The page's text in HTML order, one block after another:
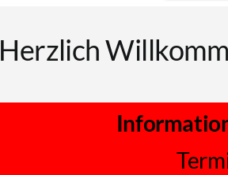
Herzlich